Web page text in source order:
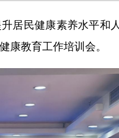
民健康素养水平和
教育工作培训会。